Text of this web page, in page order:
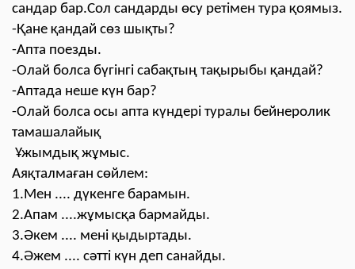
сандар бар.Сол сандарды өсу ретімен тура қоямыз.
-Қане қандай сөз шықты?
-Апта поезды.
-Олай болса бүгінгі сабақтың тақырыбы қандай?
-Аптада неше күн бар?
-Олай болса осы апта күндері туралы бейнеролик
тамашалайық
Ұжымдық жұмыс.
Аяқталмаған сөйлем:
1.Мен .... дүкенге барамын.
2.Апам ....жұмысқа бармайды.
3.Әкем .... мені қыдыртады.
4.Әжем .... сәтті күн деп санайды.